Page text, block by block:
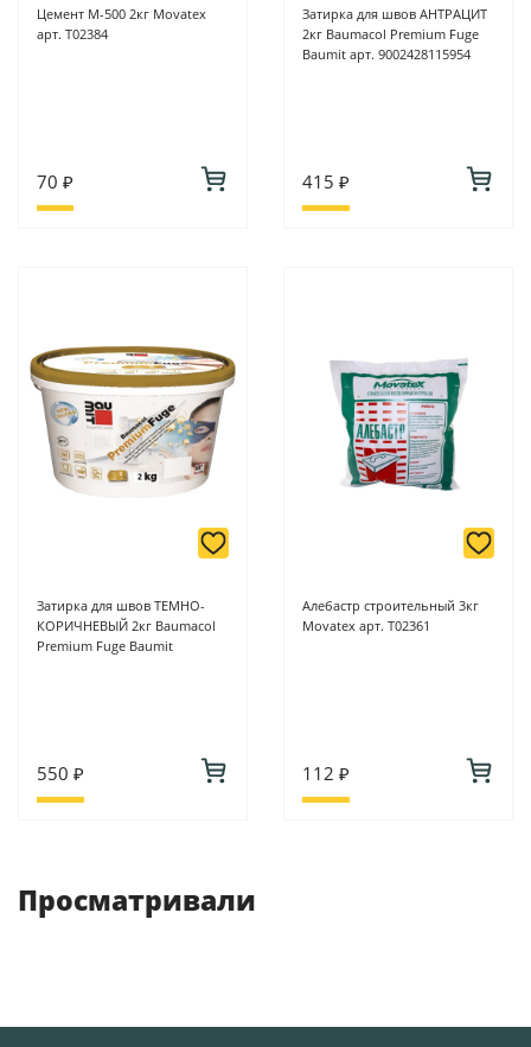
Цемент М-500 2кг Movatex
арт. Т02384
70 ₽
Затирка для швов АНТРАЦИТ
2кг Baumacol Premium Fuge
Baumit арт. 9002428115954
415 ₽
Затирка для швов ТЕМНО-
КОРИЧНЕВЫЙ 2кг Baumacol
Premium Fuge Baumit
550 ₽
Алебастр строительный 3кг
Movatex арт. Т02361
112 ₽
Просматривали